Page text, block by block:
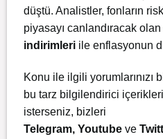
düştü. Analistler, fonların
piyasayı canlandıracak
indirimleri ile enflasyonun
Konu ile ilgili yorumlarınızı
bu tarz bilgilendirici
isterseniz, bizleri
Telegram, Youtube ve